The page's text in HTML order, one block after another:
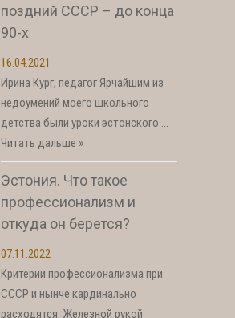
поздний СССР – до конца
90-х
16.04.2021
Ирина Кург, педагог Ярчайшим из
недоумений моего школьного
детства были уроки эстонского …
Читать дальше »
Эстония. Что такое
профессионализм и
откуда он берется?
07.11.2022
Критерии профессионализма при
СССР и нынче кардинально
расходятся. Железной рукой